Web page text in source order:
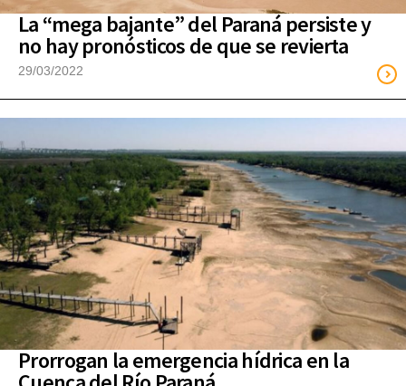
La “mega bajante” del Paraná persiste y
no hay pronósticos de que se revierta
29/03/2022
Prorrogan la emergencia hídrica en la